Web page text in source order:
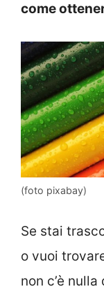
come
(foto pixabay)
Se stai
o vuoi
non c’è